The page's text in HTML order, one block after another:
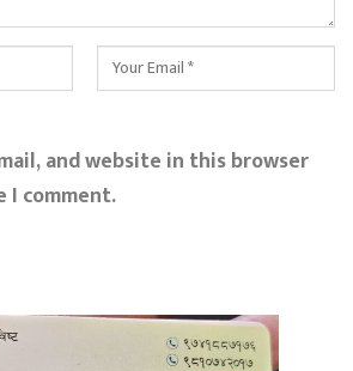
and website in this browser
comment.